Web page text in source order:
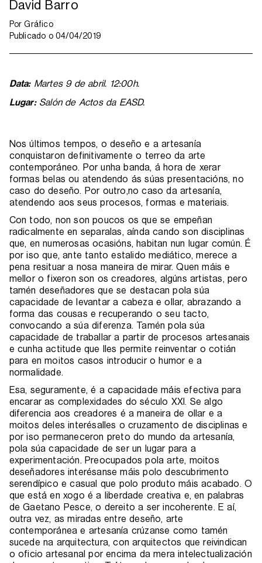
David Barro
PorGráfico
Publicado o04/04/2019
Data:Martes 9 de abril. 12:00h.
Lugar:Salón de Actos da EASD.
Nos últimos tempos, o deseño e a artesanía
conquistaron definitivamente o terreo da arte
contemporáneo. Por unha banda, á hora de xerar
formas belas ou atendendo ás súas presentacións, no
caso do deseño. Por outro,no caso da artesanía,
atendendo aos seus procesos, formas e materiais.
Con todo, non son poucos os que se empeñan
radicalmente en separalas, aínda cando son disciplinas
que, en numerosas ocasións, habitan nun lugar común. É
por iso que, ante tanto estalido mediático, merece a
pena resituar a nosa maneira de mirar. Quen máis e
mellor o fixeron son os creadores, algúns artistas, pero
tamén deseñadores que se destacan pola súa
capacidade de levantar a cabeza e ollar, abrazando a
forma das cousas e recuperando o seu tacto,
convocando a súa diferenza. Tamén pola súa
capacidade de traballar a partir de procesos artesanais
e cunha actitude que lles permite reinventar o cotián
para en moitos casos introducir o humor e a
normalidade.
Esa, seguramente, é a capacidade máis efectiva para
encarar as complexidades do século XXI. Se algo
diferencia aos creadores é a maneira de ollar e a
moitos deles interésalles o cruzamento de disciplinas e
por iso permaneceron preto do mundo da artesanía,
pola súa capacidade de ser un lugar para a
experimentación. Preocupados pola arte, moitos
deseñadores interésanse máis polo descubrimento
serendípico e casual que polo produto máis acabado. O
que está en xogo é a liberdade creativa e, en palabras
de Gaetano Pesce, o dereito a ser incoherente. E aí,
outra vez, as miradas entre deseño, arte
contemporánea e artesanía crúzanse como tamén
sucede na arquitectura, con arquitectos que reivindican
o oficio artesanal por encima da mera intelectualización